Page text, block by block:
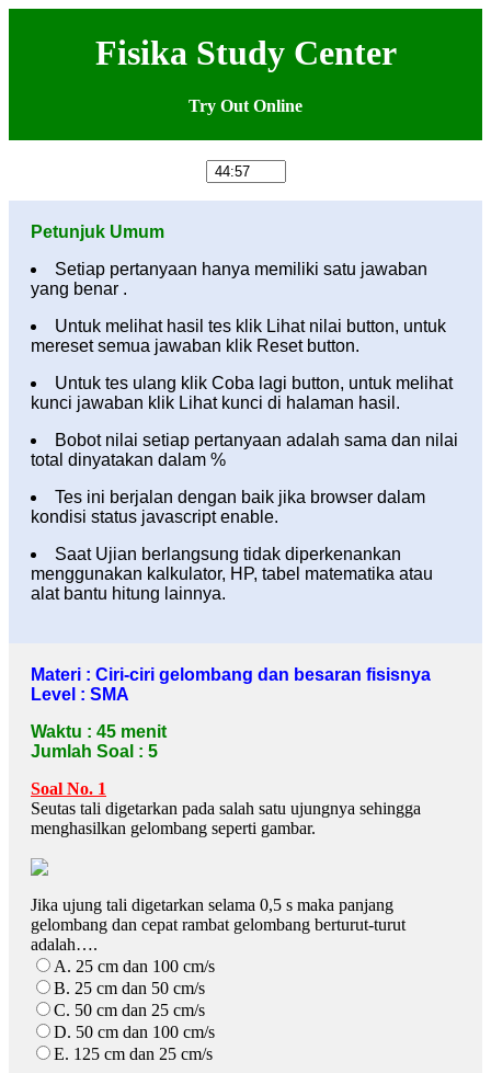
Fisika Study Center
Try Out Online
Petunjuk Umum
Setiap pertanyaan hanya memiliki satu jawaban
yang benar .
Untuk melihat hasil tes klik Lihat nilai button, untuk
mereset semua jawaban klik Reset button.
Untuk tes ulang klik Coba lagi button, untuk melihat
kunci jawaban klik Lihat kunci di halaman hasil.
Bobot nilai setiap pertanyaan adalah sama dan nilai
total dinyatakan dalam %
Tes ini berjalan dengan baik jika browser dalam
kondisi status javascript enable.
Saat Ujian berlangsung tidak diperkenankan
menggunakan kalkulator, HP, tabel matematika atau
alat bantu hitung lainnya.
Materi : Ciri-ciri gelombang dan besaran fisisnya
Level : SMA
Waktu : 45 menit
Jumlah Soal : 5
Soal No. 1
Seutas tali digetarkan pada salah satu ujungnya sehingga
menghasilkan gelombang seperti gambar.
Jika ujung tali digetarkan selama 0,5 s maka panjang
gelombang dan cepat rambat gelombang berturut-turut
adalah….
A. 25 cm dan 100 cm/s
B. 25 cm dan 50 cm/s
C. 50 cm dan 25 cm/s
D. 50 cm dan 100 cm/s
E. 125 cm dan 25 cm/s